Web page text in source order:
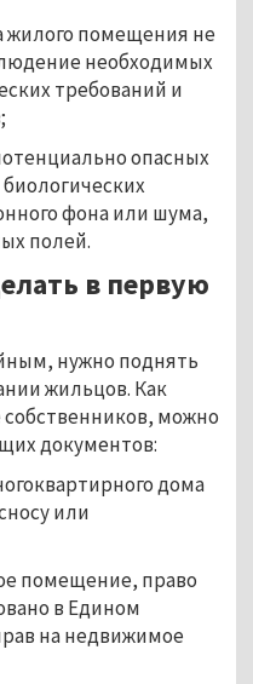
помещения не
необходимых
требований и
опасных
фона или шума,
полей.
в первую
нужно поднять
жильцов. Как
собственников, можно
документов:
дома
или
помещение, право
в Едином
на недвижимое